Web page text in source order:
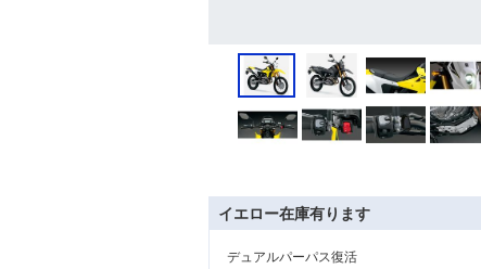
イエロー在庫有ります
デュアルパーパス復活